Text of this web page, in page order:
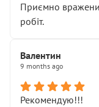
Приємно
робіт.
Валентин
9 months ago
Рекомендую!!!